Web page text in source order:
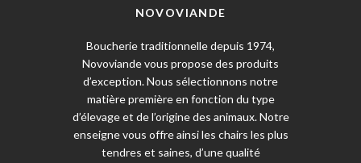
NOVOVIANDE
Boucherie traditionnelle depuis 1974,
Novoviande vous propose des produits
d’exception. Nous sélectionnons notre
matière première en fonction du type
d’élevage et de l’origine des animaux. Notre
enseigne vous offre ainsi les chairs les plus
tendres et saines, d’une qualité